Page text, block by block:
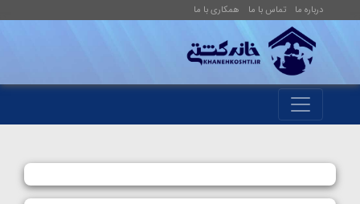
درباره ما تماس با ما همکاری با ما